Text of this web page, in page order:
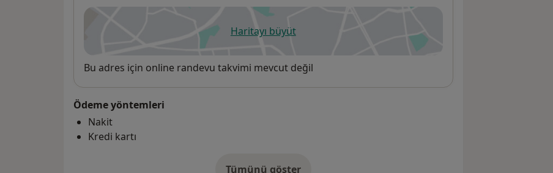
Haritayı büyüt
yeni bir sekmede açılır
Uygunluk
Bu adres için online randevu takvimi mevcut değil
Ödeme yöntemleri
Nakit
Kredi kartı
Tümünü göster